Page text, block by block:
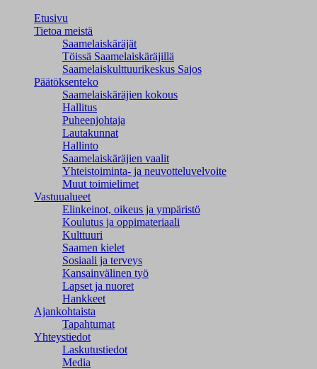
Etusivu
Tietoa meistä
Saamelaiskäräjät
Töissä Saamelaiskäräjillä
Saamelaiskulttuuri­keskus Sajos
Päätöksenteko
Saamelaiskäräjien kokous
Hallitus
Puheenjohtaja
Lautakunnat
Hallinto
Saamelaiskäräjien vaalit
Yhteistoiminta- ja neuvotteluvelvoite
Muut toimielimet
Vastuualueet
Elinkeinot, oikeus ja ympäristö
Koulutus ja oppimateriaali
Kulttuuri
Saamen kielet
Sosiaali ja terveys
Kansainvälinen työ
Lapset ja nuoret
Hankkeet
Ajankohtaista
Tapahtumat
Yhteystiedot
Laskutustiedot
Media